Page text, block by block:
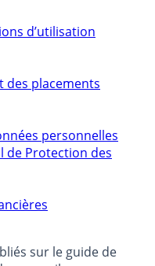
d’utilisation
placements
personnelles
de Protection des